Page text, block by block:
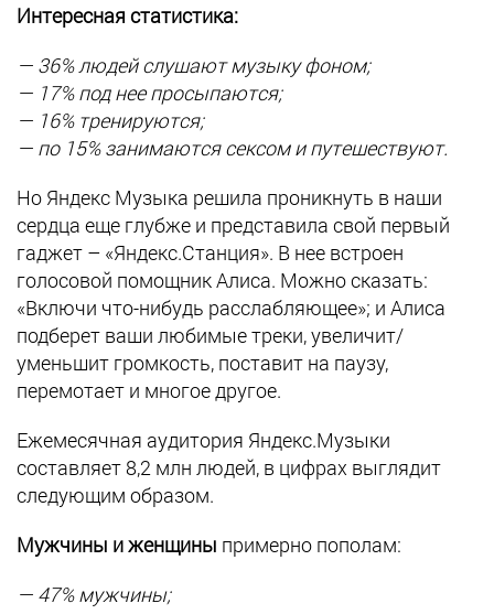
Интересная статистика:
— 36% людей слушают музыку фоном;
— 17% под нее просыпаются;
— 16% тренируются;
— по 15% занимаются сексом и путешествуют.
Но Яндекс Музыка решила проникнуть в наши
сердца еще глубже и представила свой первый
гаджет – «Яндекс.Станция». В нее встроен
голосовой помощник Алиса. Можно сказать:
«Включи что-нибудь расслабляющее»; и Алиса
подберет ваши любимые треки, увеличит/
уменьшит громкость, поставит на паузу,
перемотает и многое другое.
Ежемесячная аудитория Яндекс.Музыки
составляет 8,2 млн людей, в цифрах выглядит
следующим образом.
Мужчины и женщины примерно пополам:
— 47% мужчины;